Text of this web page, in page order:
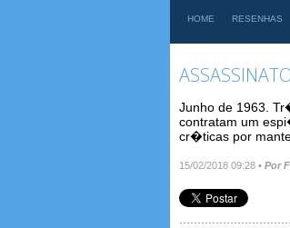
HOME RESENHAS
Junho de 1963.
contratam um
cr�ticas por
15/02/2018 09:28 • Por